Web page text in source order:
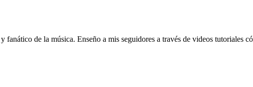
de la música. Enseño a mis seguidores a través de videos tutoriales